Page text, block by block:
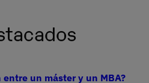
un máster y un MBA?